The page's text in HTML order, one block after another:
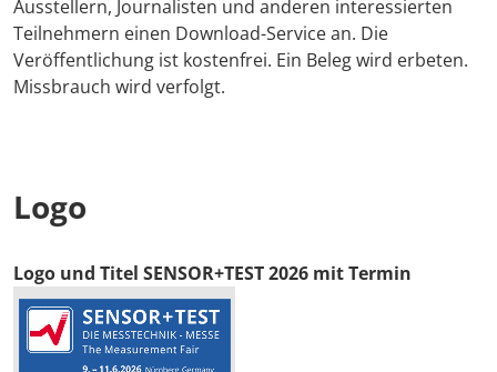
Ausstellern, Journalisten und anderen interessierten
Teilnehmern einen Download-Service an. Die
Veröffentlichung ist kostenfrei. Ein Beleg wird erbeten.
Missbrauch wird verfolgt.
Logo
Logo und Titel SENSOR+TEST 2026 mit Termin